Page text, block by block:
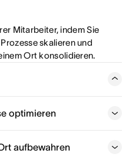
Mitarbeiter, indem Sie
skalieren und
Ort konsolidieren.
die Schaffung von neuen
von
optimieren
aufbewahren